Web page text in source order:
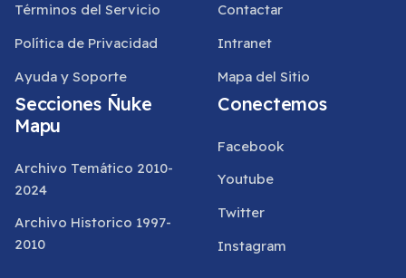
Términos del Servicio
Política de Privacidad
Ayuda y Soporte
Contactar
Intranet
Mapa del Sitio
Secciones Ñuke
Mapu
Archivo Temático 2010-
2024
Archivo Historico 1997-
2010
Conectemos
Facebook
Youtube
Twitter
Instagram